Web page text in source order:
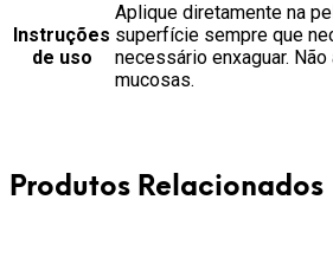
Instruções
de uso
Aplique diretamente na
superfície sempre que
necessário enxaguar.
mucosas.
Produtos Relacionados